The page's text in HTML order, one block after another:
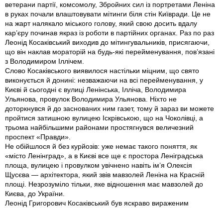
ветерани партiї, комсомолу, Збройних сил iз портретами Ленiна
в руках почали влаштовувати мiтинги бiля стiн Київради. Це не
на жарт налякало мiського голову, який свою досить вдалу
кар’єру починав якраз iз роботи в партiйних органах. Раз по раз
Леонiд Косакiвський виходив до мiтингувальникiв, присягаючи,
що вiн наклав мораторiй на будь-якi перейменування, пов’язанi
з Володимиром Іллiчем.
Слово Косакiвського виявилося настiльки мiцним, що свято
виконується й донинi: незважаючи на всi перейменування, у
Києвi й сьогоднi є вулицi Ленiнська, Іллiча, Володимира
Ульянова, провулок Володимира Ульянова. Нiхто не
доторкнувся й до заснованих ним газет, тому й зараз ви можете
пройтися затишною вулицею Іскрiвською, що на Чоколiвцi, а
трьома найбiльшими районами простягнувся величезний
проспект «Правди».
Не обiйшлося й без курйозiв: уже немає такого поняття, як
«мiсто Ленiнград», а в Києвi все ще є простора Ленiградська
площа, вулицею i провулком увiчнено навiть iм’я Олексiя
Щусєва — архiтектора, який звiв мавзолей Ленiна на Краснiй
площi. Незрозумiло тiльки, яке вiдношення має мавзолей до
Києва, до України.
Леонiд Григорович Косакiвський був яскраво вираженим